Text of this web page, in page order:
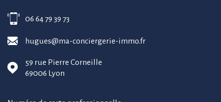
06 64 79 39 73
hugues@ma-conciergerie-immo.fr
59 rue Pierre Corneille
69006 Lyon